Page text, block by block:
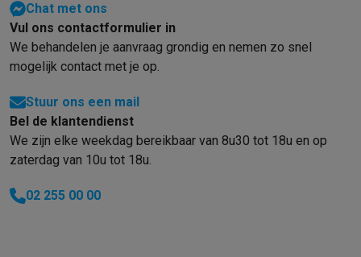
Chat met ons
Vul ons contactformulier in
We behandelen je aanvraag grondig en nemen zo snel
mogelijk contact met je op.
Stuur ons een mail
Bel de klantendienst
We zijn elke weekdag bereikbaar van 8u30 tot 18u en op
zaterdag van 10u tot 18u.
02 255 00 00